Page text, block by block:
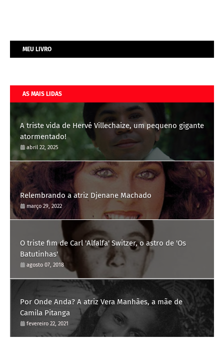
MEU LIVRO
AS MAIS LIDAS
A triste vida de Hervé Villechaize, um pequeno gigante
atormentado!
abril 22, 2025
Relembrando a atriz Djenane Machado
março 29, 2022
O triste fim de Carl 'Alfalfa' Switzer, o astro de 'Os
Batutinhas'
agosto 07, 2018
Por Onde Anda? A atriz Vera Manhães, a mãe de
Camila Pitanga
fevereiro 22, 2021